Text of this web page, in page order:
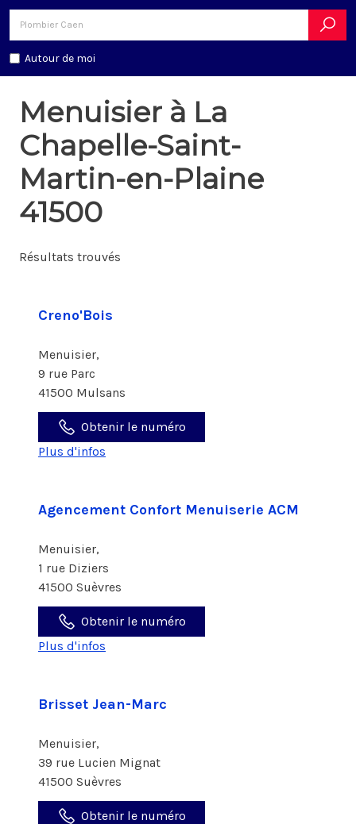
Autour de moi
Menuisier à La
Chapelle-Saint-
Martin-en-Plaine
41500
Résultats trouvés
Creno'Bois
Menuisier,
9 rue Parc
41500 Mulsans
Obtenir le numéro
Plus d'infos
Agencement Confort Menuiserie ACM
Menuisier,
1 rue Diziers
41500 Suèvres
Obtenir le numéro
Plus d'infos
Brisset Jean-Marc
Menuisier,
39 rue Lucien Mignat
41500 Suèvres
Obtenir le numéro